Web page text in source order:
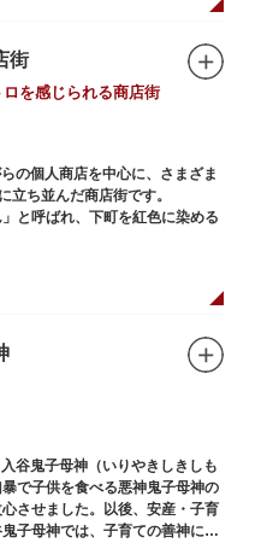
道も整備されています。心地よ
で散歩やジョギングを楽しんだ
おすすめです。
をしていて見応えは抜群。せっ
てみてはいかがでしょうか。
街
を感じられる商店街
の個人商店を中心に、さまざま
ち並んだ商店街です。
と呼ばれ、下町を紅色に染める
まれ、現在の近隣型商店街へと
とができます。東京の下町レト
す。
谷鬼子母神（いりやきしきしも
で子供を食べる悪神鬼子母神の
させました。以後、安産・子育
子母神では、子育ての善神にな